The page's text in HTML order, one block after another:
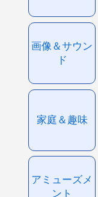
画像＆サウン
ド
家庭＆趣味
アミューズメ
ント